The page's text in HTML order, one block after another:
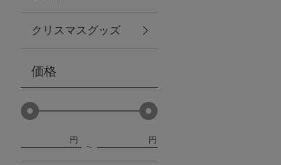
防災グッズ・非常食
クリスマスグッズ
価格
円 円